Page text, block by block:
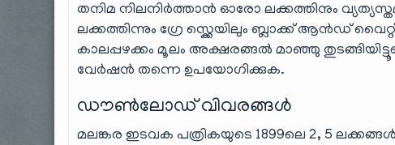
തനിമ നിലനിർത്താൻ ഓരോ ലക്കത്തിനും
ലക്കത്തിന്നും ഗ്രേ സ്ക്കെയിലും ബ്ലാക്ക് ആൻഡ്
കാലപ്പഴക്കം മൂലം അക്ഷരങ്ങൽ മാഞ്ഞു
വേർഷൻ തന്നെ ഉപയോഗിക്കുക.
ഡൗൺലോഡ് വിവരങ്ങൾ
മലങ്കര ഇടവക പത്രികയുടെ 1899ലെ 2, 5